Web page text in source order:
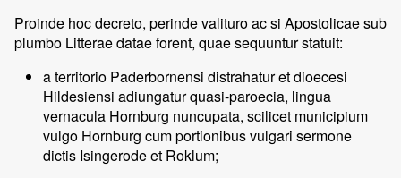
Proinde hoc decreto, perinde valituro ac si Apostolicae sub
plumbo Litterae datae forent, quae sequuntur statuit:
a territorio Paderbornensi distrahatur et dioecesi
Hildesiensi adiungatur quasi-paroecia, lingua
vernacula Hornburg nuncupata, scilicet municipium
vulgo Hornburg cum portionibus vulgari sermone
dictis Isingerode et Roklum;